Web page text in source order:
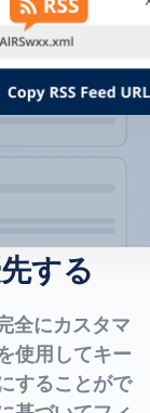
する
全にカスタマ
使用してキー
することがで